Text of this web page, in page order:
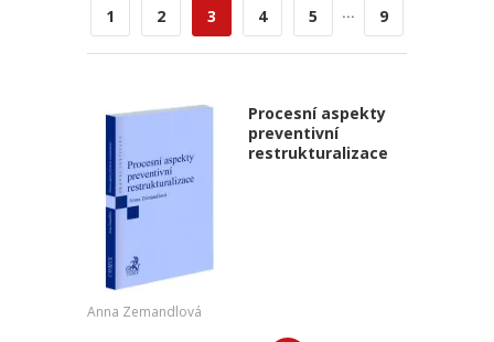
1 2 3 4 5 ... 9
Procesní aspekty
preventivní
restrukturalizace
Anna Zemandlová